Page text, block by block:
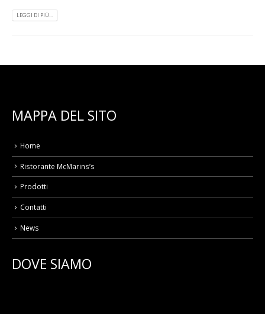
LEGGI DI PIÙ...
MAPPA DEL SITO
Home
Ristorante McMarins’s
Prodotti
Contatti
News
DOVE SIAMO